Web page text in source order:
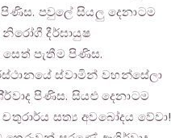
පිණිස. පවුලේ සියලු දෙනාටම
දීර්ඝායුෂ
සෙත් පැතීම පිණිස.
ස්වාමින් වහන්සේලා
පිණිස. සියළු දෙනාටම
සත්‍ය අවබෝදය වේවා!